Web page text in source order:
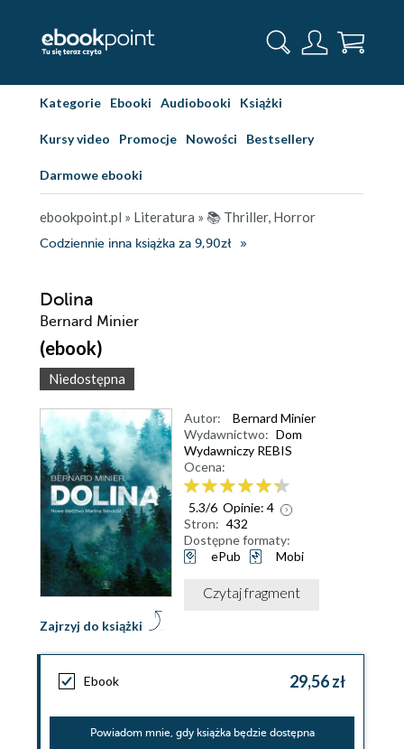
Kategorie Ebooki Audiobooki Książki
Kursy video Promocje Nowości Bestsellery
Darmowe ebooki
ebookpoint.pl » Literatura » 📚 Thriller, Horror
Codziennie inna książka za 9,90zł
Dolina
Bernard Minier
(ebook)
Niedostępna
Zajrzyj do książki
Autor:
Bernard Minier
Wydawnictwo: Dom
Wydawniczy REBIS
Ocena:
5.3/6 Opinie: 4
Stron: 432
Dostępne formaty:
ePub
Mobi
Czytaj fragment
Ebook 29,56 zł
Powiadom mnie, gdy książka będzie dostępna